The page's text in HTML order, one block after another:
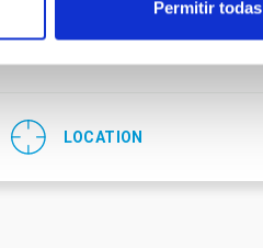
Permitir todas
Breña Baja - La Palma
LOCATION